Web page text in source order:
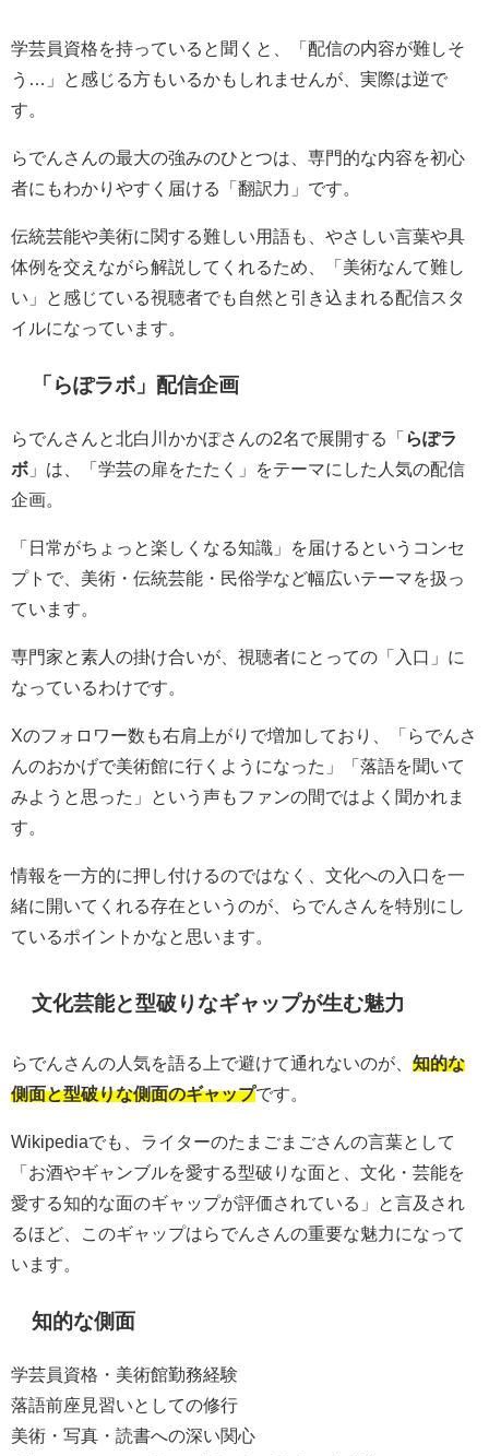
学芸員資格を持っていると聞くと、「配信の内容が難しそ
う…」と感じる方もいるかもしれませんが、実際は逆で
す。
らでんさんの最大の強みのひとつは、 専門的な内容を初心
者にもわかりやすく届ける「翻訳力」 です。
伝統芸能や美術に関する難しい用語も、やさしい言葉や具
体例を交えながら解説してくれるため、「美術なんて難し
い」と感じている視聴者でも自然と引き込まれる配信スタ
イルになっています。
「らぽラボ」配信企画
らでんさんと北白川かかぽさんの2名で展開する「 らぽラ
ボ 」は、「学芸の扉をたたく」をテーマにした人気の配信
企画。
「日常がちょっと楽しくなる知識」を届けるというコンセ
プトで、美術・伝統芸能・民俗学など幅広いテーマを扱っ
ています。
専門家と素人の掛け合いが、視聴者にとっての「入口」に
なっているわけです。
Xのフォロワー数も右肩上がりで増加しており、「らでんさ
んのおかげで美術館に行くようになった」「落語を聞いて
みようと思った」という声もファンの間ではよく聞かれま
す。
情報を一方的に押し付けるのではなく、文化への入口を一
緒に開いてくれる存在というのが、らでんさんを特別にし
ているポイントかなと思います。
文化芸能と型破りなギャップが生む魅力
らでんさんの人気を語る上で避けて通れないのが、 知的な
側面と型破りな側面のギャップです。
Wikipediaでも、ライターのたまごまごさんの言葉として
「お酒やギャンブルを愛する型破りな面と、文化・芸能を
愛する知的な面のギャップが評価されている」と言及され
るほど、このギャップはらでんさんの重要な魅力になって
います。
知的な側面
学芸員資格・美術館勤務経験
落語前座見習いとしての修行
美術・写真・読書への深い関心